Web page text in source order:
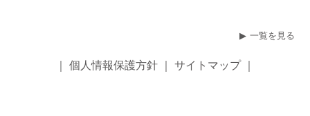
一覧を見る
個人情報保護方針 サイトマップ｜